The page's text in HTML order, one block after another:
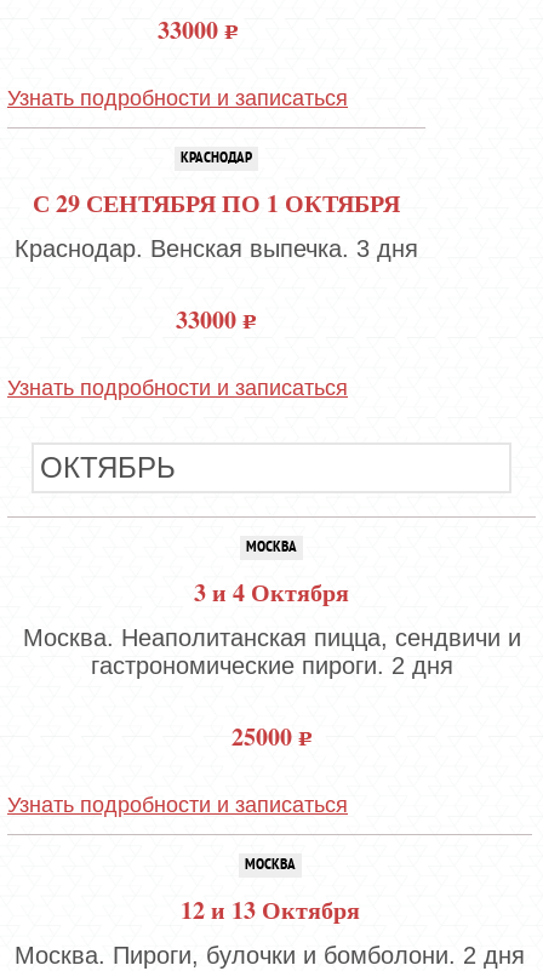
33000
Узнать подробности и записаться
КРАСНОДАР
С 29 СЕНТЯБРЯ ПО 1 ОКТЯБРЯ
Краснодар. Венская выпечка. 3 дня
33000
Узнать подробности и записаться
ОКТЯБРЬ
МОСКВА
3 и 4 Октября
Москва. Неаполитанская пицца, сендвичи и
гастрономические пироги. 2 дня
25000
Узнать подробности и записаться
МОСКВА
12 и 13 Октября
Москва. Пироги, булочки и бомболони. 2 дня